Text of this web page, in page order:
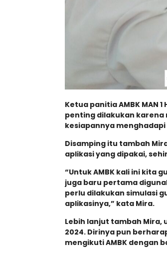
Ketua panitia AMBK MAN
penting dilakukan
kesiapannya menghadapi
Disamping itu tambah
aplikasi yang dipakai,
“Untuk AMBK kali ini kita
juga baru pertama
perlu dilakukan simulasi
aplikasinya,” kata Mira.
Lebih lanjut tambah Mira,
2024. Dirinya pun
mengikuti AMBK dengan